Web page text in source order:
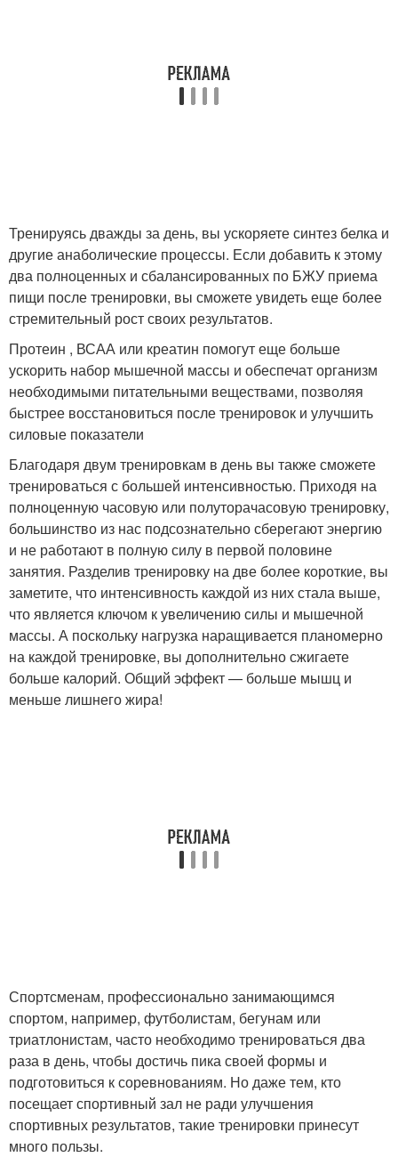
Тренируясь дважды за день, вы ускоряете синтез белка и
другие анаболические процессы. Если добавить к этому
два полноценных и сбалансированных по БЖУ приема
пищи после тренировки, вы сможете увидеть еще более
стремительный рост своих результатов.
Протеин , ВСАА или креатин помогут еще больше
ускорить набор мышечной массы и обеспечат организм
необходимыми питательными веществами, позволяя
быстрее восстановиться после тренировок и улучшить
силовые показатели
Благодаря двум тренировкам в день вы также сможете
тренироваться с большей интенсивностью. Приходя на
полноценную часовую или полуторачасовую тренировку,
большинство из нас подсознательно сберегают энергию
и не работают в полную силу в первой половине
занятия. Разделив тренировку на две более короткие, вы
заметите, что интенсивность каждой из них стала выше,
что является ключом к увеличению силы и мышечной
массы. А поскольку нагрузка наращивается планомерно
на каждой тренировке, вы дополнительно сжигаете
больше калорий. Общий эффект — больше мышц и
меньше лишнего жира!
Спортсменам, профессионально занимающимся
спортом, например, футболистам, бегунам или
триатлонистам, часто необходимо тренироваться два
раза в день, чтобы достичь пика своей формы и
подготовиться к соревнованиям. Но даже тем, кто
посещает спортивный зал не ради улучшения
спортивных результатов, такие тренировки принесут
много пользы.